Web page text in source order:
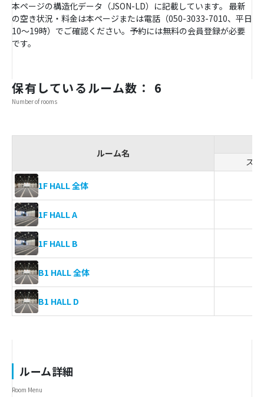
本ページの構造化データ（JSON-LD）に記載しています。 最新
の空き状況・料金は本ページまたは電話（050-3033-7010、平日
10〜19時）でご確認ください。予約には無料の会員登録が必要
です。
保有しているルーム数： 6
Number of rooms
ルーム名
ス
1F HALL 全体
1F HALL A
1F HALL B
B1 HALL 全体
B1 HALL D
ルーム詳細
Room Menu